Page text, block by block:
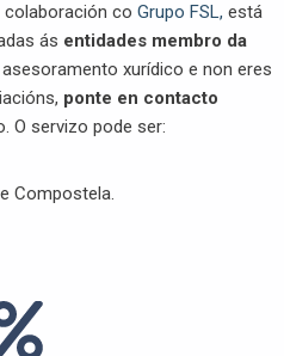
colaboración co Grupo FSL, está
ás entidades membro da
xurídico e non eres
ponte en contacto
O servizo pode ser:
Compostela.